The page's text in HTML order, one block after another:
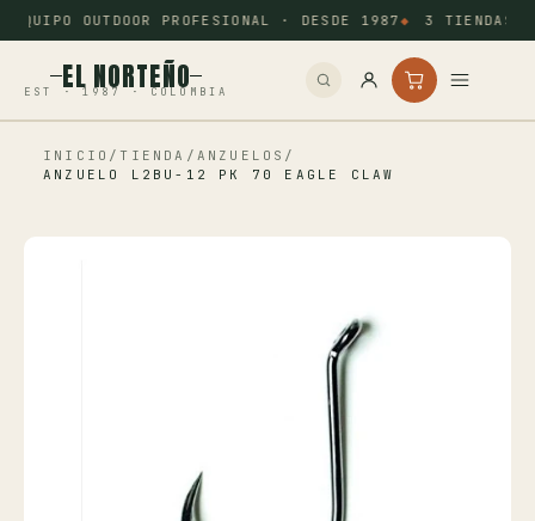
EQUIPO OUTDOOR PROFESIONAL · DESDE 1987 3 TIENDAS:
EL NORTEÑO
EST · 1987 · COLOMBIA
Inicio
INICIO / TIENDA / ANZUELOS /
ANZUELO L2BU-12 PK 70 EAGLE CLAW